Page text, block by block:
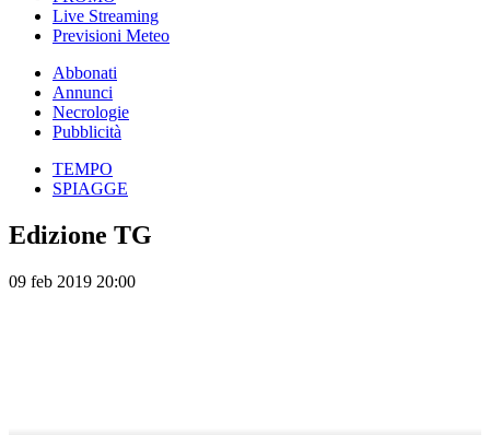
Live Streaming
Previsioni Meteo
Abbonati
Annunci
Necrologie
Pubblicità
TEMPO
SPIAGGE
Edizione TG
09 feb 2019 20:00